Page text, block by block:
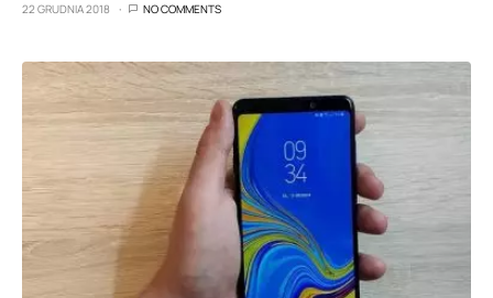
22 GRUDNIA 2018 NO COMMENTS